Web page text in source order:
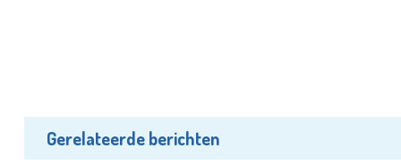
Gerelateerde berichten